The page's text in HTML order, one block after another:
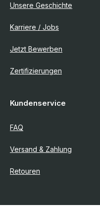
Unsere Geschichte
Karriere / Jobs
Jetzt Bewerben
Zertifizierungen
Kundenservice
FAQ
Versand & Zahlung
Retouren